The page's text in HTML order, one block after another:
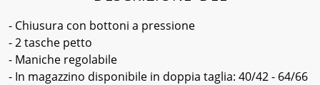
- Chiusura con bottoni a pressione
- 2 tasche petto
- Maniche regolabile
- In magazzino disponibile in doppia taglia: 40/42 - 64/66